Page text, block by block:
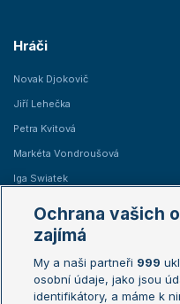
Hráči
Novak Djokovič
Jiří Lehečka
Petra Kvitová
Markéta Vondroušová
Iga Swiatek
Žebříčky
Žebříček ATP (muži)
Žebříček WTA (ženy)
Ochrana vašich
zajímá
My a naši partneři 999
osobní údaje, jako jsou
identifikátory, a máme k